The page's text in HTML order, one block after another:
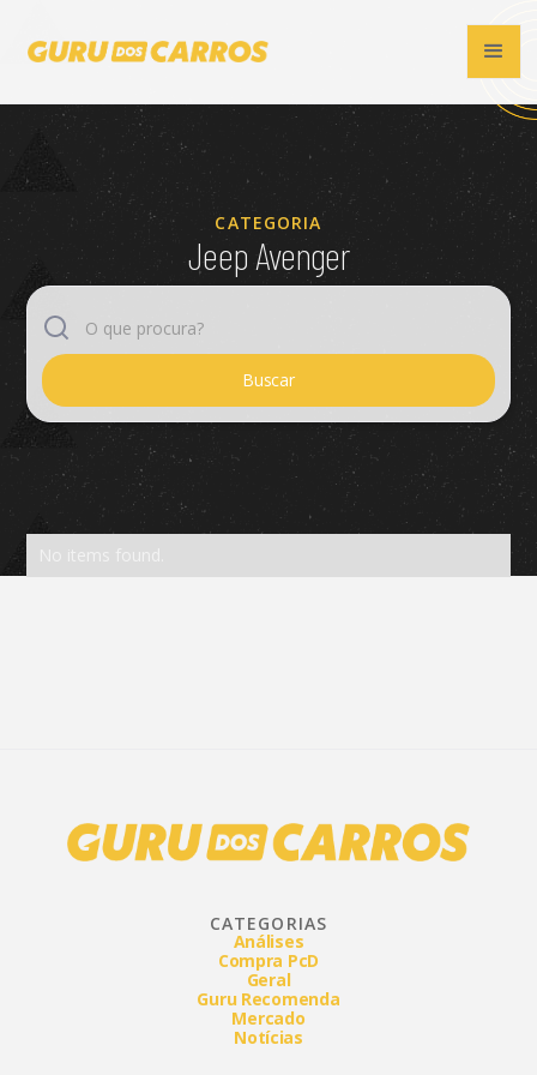
CATEGORIA
Jeep Avenger
CATEGORIAS
Análises
Compra PcD
Geral
Guru Recomenda
Mercado
Notícias